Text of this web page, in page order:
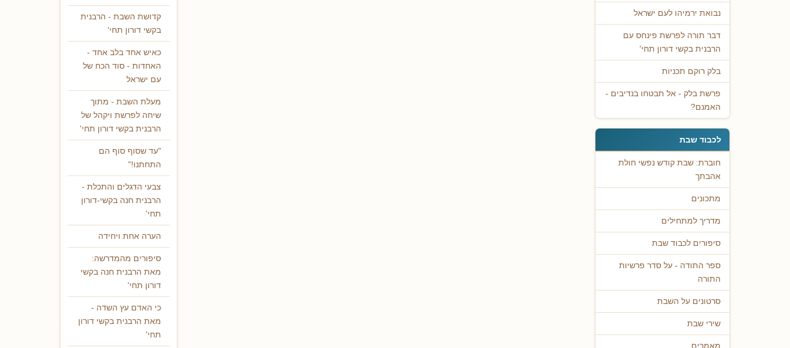
נבואת ירמיהו לעם ישראל
דבר תורה לפרשת פינחס עם
הרבנית בקשי דורון תחי'
בלק רוקם תכניות
פרשת בלק - אל תבטחו בנדיבים -
האמנם?
לכבוד שבת
חוברת: שבת קודש נפשי חולת
אהבתך
מתכונים
מדריך למתחילים
סיפורים לכבוד שבת
ספר התודה - על סדר פרשיות
התורה
סרטונים על השבת
שירי שבת
מאמרים
קדושת השבת - הרבנית
בקשי דורון תחי'
כאיש אחד בלב אחד -
האחדות - סוד הכח של
עם ישראל
מעלת השבת - מתוך
שיחה לפרשת ויקהל של
הרבנית בקשי דורון תחי'
"עד שסוף סוף הם
התחתנו!"
צבעי הדגלים והתכלת -
הרבנית חנה בקשי-דורון
תחי'
הערה אחת ויחידה
סיפורים מהמדרשה:
מאת הרבנית חנה בקשי
דורון תחי'
כי האדם עץ השדה -
מאת הרבנית בקשי דורון
תחי'